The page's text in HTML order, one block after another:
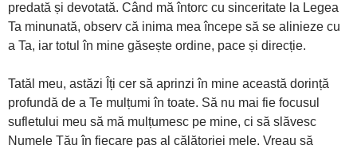
predată și devotată. Când mă întorc cu sinceritate la Legea
Ta minunată, observ că inima mea începe să se alinieze cu
a Ta, iar totul în mine găsește ordine, pace și direcție.
Tatăl meu, astăzi Îți cer să aprinzi în mine această dorință
profundă de a Te mulțumi în toate. Să nu mai fie focusul
sufletului meu să mă mulțumesc pe mine, ci să slăvesc
Numele Tău în fiecare pas al călătoriei mele. Vreau să